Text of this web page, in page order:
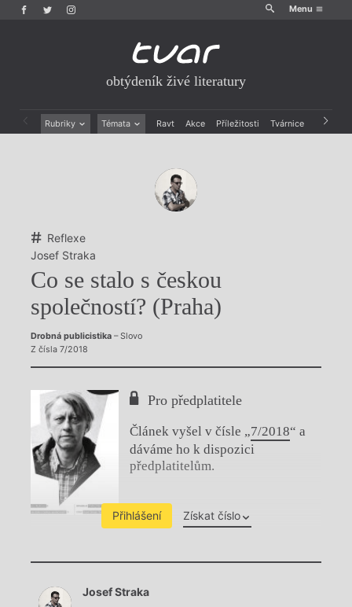
Menu
obtýdeník živé literatury
Rubriky Témata Ravt Akce Příležitosti Tvárnice Archiv
Reflexe
Josef Straka
Co se stalo s českou
společností? (Praha)
Drobná publicistika– Slovo
Z čísla 7/2018
Pro předplatitele
Článek vyšel v čísle „7/2018“ a
dáváme ho k dispozici
předplatitelům.
Přihlášení Získat číslo
Chviličku.
Josef Straka